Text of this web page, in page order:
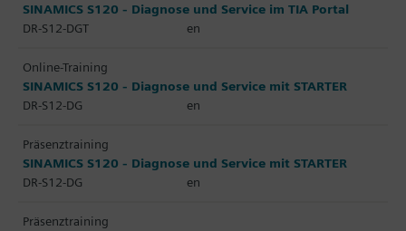
SINAMICS S120 - Diagnose und Service im TIA Portal
DR-S12-DGT
en
Online-Training
SINAMICS S120 - Diagnose und Service mit STARTER
DR-S12-DG
en
Präsenztraining
SINAMICS S120 - Diagnose und Service mit STARTER
DR-S12-DG
en
Präsenztraining